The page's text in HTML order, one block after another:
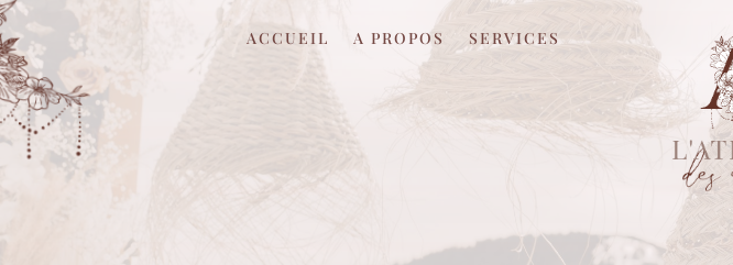
ACCUEIL A PROPOS SERVICES